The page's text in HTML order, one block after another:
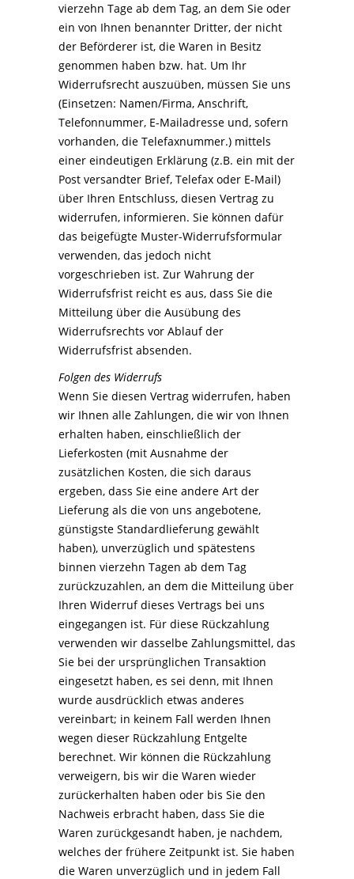
vierzehn Tage ab dem Tag, an dem Sie oder
ein von Ihnen benannter Dritter, der nicht
der Beförderer ist, die Waren in Besitz
genommen haben bzw. hat. Um Ihr
Widerrufsrecht auszuüben, müssen Sie uns
(Einsetzen: Namen/Firma, Anschrift,
Telefonnummer, E-Mailadresse und, sofern
vorhanden, die Telefaxnummer.) mittels
einer eindeutigen Erklärung (z.B. ein mit der
Post versandter Brief, Telefax oder E-Mail)
über Ihren Entschluss, diesen Vertrag zu
widerrufen, informieren. Sie können dafür
das beigefügte Muster-Widerrufsformular
verwenden, das jedoch nicht
vorgeschrieben ist. Zur Wahrung der
Widerrufsfrist reicht es aus, dass Sie die
Mitteilung über die Ausübung des
Widerrufsrechts vor Ablauf der
Widerrufsfrist absenden.
Folgen des Widerrufs
Wenn Sie diesen Vertrag widerrufen, haben
wir Ihnen alle Zahlungen, die wir von Ihnen
erhalten haben, einschließlich der
Lieferkosten (mit Ausnahme der
zusätzlichen Kosten, die sich daraus
ergeben, dass Sie eine andere Art der
Lieferung als die von uns angebotene,
günstigste Standardlieferung gewählt
haben), unverzüglich und spätestens
binnen vierzehn Tagen ab dem Tag
zurückzuzahlen, an dem die Mitteilung über
Ihren Widerruf dieses Vertrags bei uns
eingegangen ist. Für diese Rückzahlung
verwenden wir dasselbe Zahlungsmittel, das
Sie bei der ursprünglichen Transaktion
eingesetzt haben, es sei denn, mit Ihnen
wurde ausdrücklich etwas anderes
vereinbart; in keinem Fall werden Ihnen
wegen dieser Rückzahlung Entgelte
berechnet. Wir können die Rückzahlung
verweigern, bis wir die Waren wieder
zurückerhalten haben oder bis Sie den
Nachweis erbracht haben, dass Sie die
Waren zurückgesandt haben, je nachdem,
welches der frühere Zeitpunkt ist. Sie haben
die Waren unverzüglich und in jedem Fall